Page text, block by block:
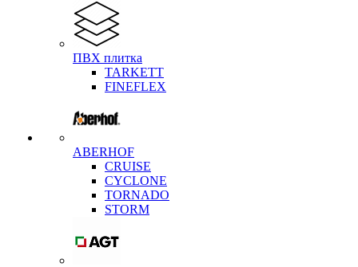
ПВХ плитка
TARKETT
FINEFLEX
ABERHOF
CRUISE
CYCLONE
TORNADO
STORM